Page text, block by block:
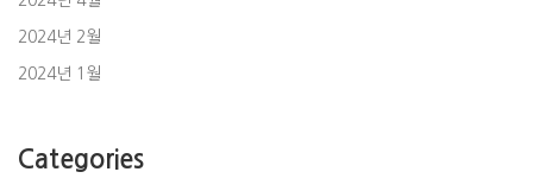
2024년 2월
2024년 1월
Categories